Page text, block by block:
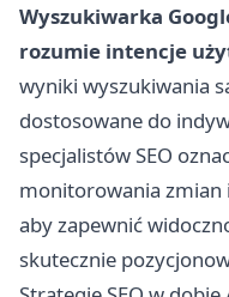
Wyszukiwarka
rozumie intencje
wyniki wyszukiwania
dostosowane do
specjalistów SEO
monitorowania zmian
aby zapewnić
skutecznie